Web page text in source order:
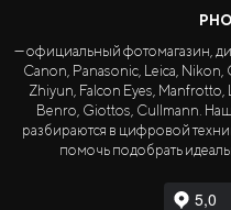
— официальный фотомагазин,
Canon, Panasonic, Leica,
Zhiyun, Falcon Eyes,
Benro, Giottos, Cullmann.
разбираются в цифровой
помочь подобрать